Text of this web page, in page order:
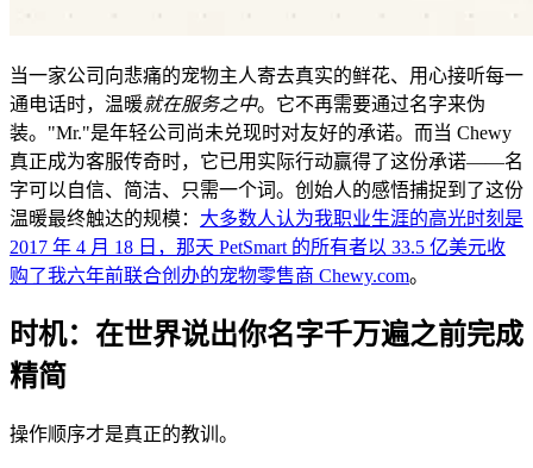
当一家公司向悲痛的宠物主人寄去真实的鲜花、用心接听每一
通电话时，温暖就在服务之中。它不再需要通过名字来伪
装。"Mr."是年轻公司尚未兑现时对友好的承诺。而当 Chewy
真正成为客服传奇时，它已用实际行动赢得了这份承诺——名
字可以自信、简洁、只需一个词。创始人的感悟捕捉到了这份
温暖最终触达的规模： 大多数人认为我职业生涯的高光时刻是
2017 年 4 月 18 日，那天 PetSmart 的所有者以 33.5 亿美元收
购了我六年前联合创办的宠物零售商 Chewy.com。
时机：在世界说出你名字千万遍之前完成
精简
操作顺序才是真正的教训。